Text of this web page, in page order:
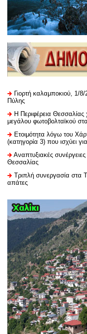
Γιορτή καλαμποκιού, 1/
Πύλης
H Περιφέρεια Θεσσαλίας
μεγάλου φωτοβολταϊκού
Ετοιμότητα λόγω του
(κατηγορία 3) που ισχύει
Αναπτυξιακές
Θεσσαλίας
Τριπλή συνεργασία στα
απάτες